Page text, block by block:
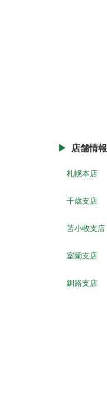
店舗情報
札幌本店
千歳支店
苫小牧支店
室蘭支店
釧路支店